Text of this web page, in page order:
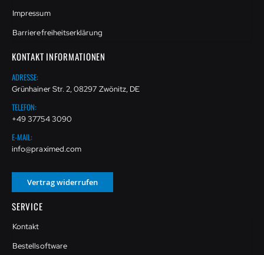
Impressum
Barrierefreiheitserklärung
KONTAKT INFORMATIONEN
ADRESSE:
Grünhainer Str. 2, 08297 Zwönitz, DE
TELEFON:
+49 37754 3090
E-MAIL:
info@praximed.com
Vertrag widerrufen
SERVICE
Kontakt
Bestellsoftware